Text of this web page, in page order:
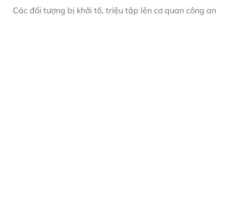
Các đối tượng bị khởi tố, triệu tập lên cơ quan công an